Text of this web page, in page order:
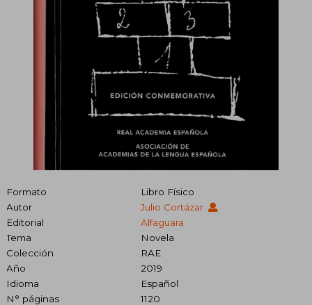
Formato
Libro Físico
Autor
Julio Cortázar
Editorial
Alfaguara
Tema
Novela
Colección
RAE
Año
2019
Idioma
Español
N° páginas
1120